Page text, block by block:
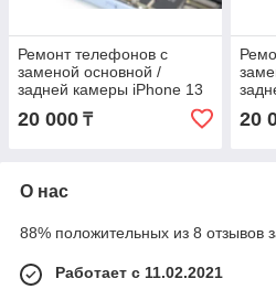
Ремонт телефонов с
заменой основной /
задней камеры iPhone 13
Pro оригинал
20 000 ₸
Pro
20
О нас
88% положительных из 8 отзывов
Работает с 11.02.2021